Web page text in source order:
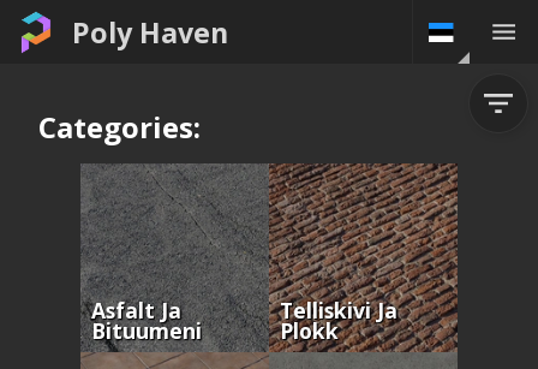
Poly Haven
Categories:
Asfalt Ja
Bituumeni
Telliskivi Ja
Plokk